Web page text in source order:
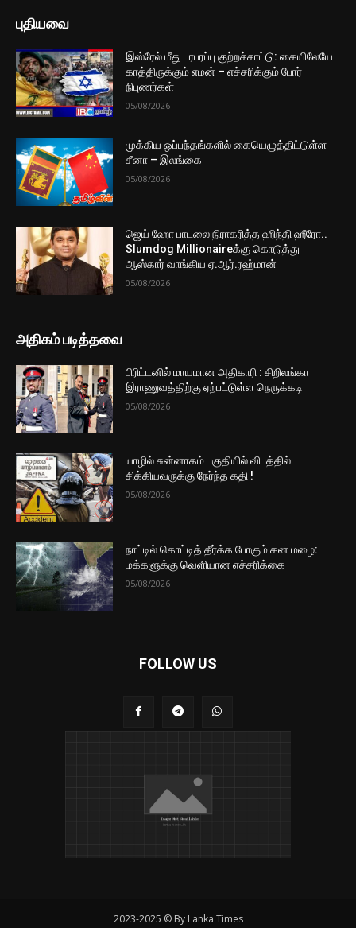
புதியவை
இஸ்ரேல் மீது பரபரப்பு குற்றச்சாட்டு: கையிலேயே
காத்திருக்கும் எமன் – எச்சரிக்கும் போர்
நிபுணர்கள்
05/08/2026
முக்கிய ஒப்பந்தங்களில் கையெழுத்திட்டுள்ள
சீனா – இலங்கை
05/08/2026
ஜெய் ஹோ பாடலை நிராகரித்த ஹிந்தி ஹீரோ..
Slumdog Millionaireக்கு கொடுத்து
ஆஸ்கார் வாங்கிய ஏ.ஆர்.ரஹ்மான்
05/08/2026
அதிகம் படித்தவை
பிரிட்டனில் மாயமான அதிகாரி : சிறிலங்கா
இராணுவத்திற்கு ஏற்பட்டுள்ள நெருக்கடி
05/08/2026
யாழில் சுன்னாகம் பகுதியில் விபத்தில்
சிக்கியவருக்கு நேர்ந்த கதி !
05/08/2026
நாட்டில் கொட்டித் தீர்க்க போகும் கன மழை:
மக்களுக்கு வெளியான எச்சரிக்கை
05/08/2026
FOLLOW US
2023-2025 © By Lanka Times